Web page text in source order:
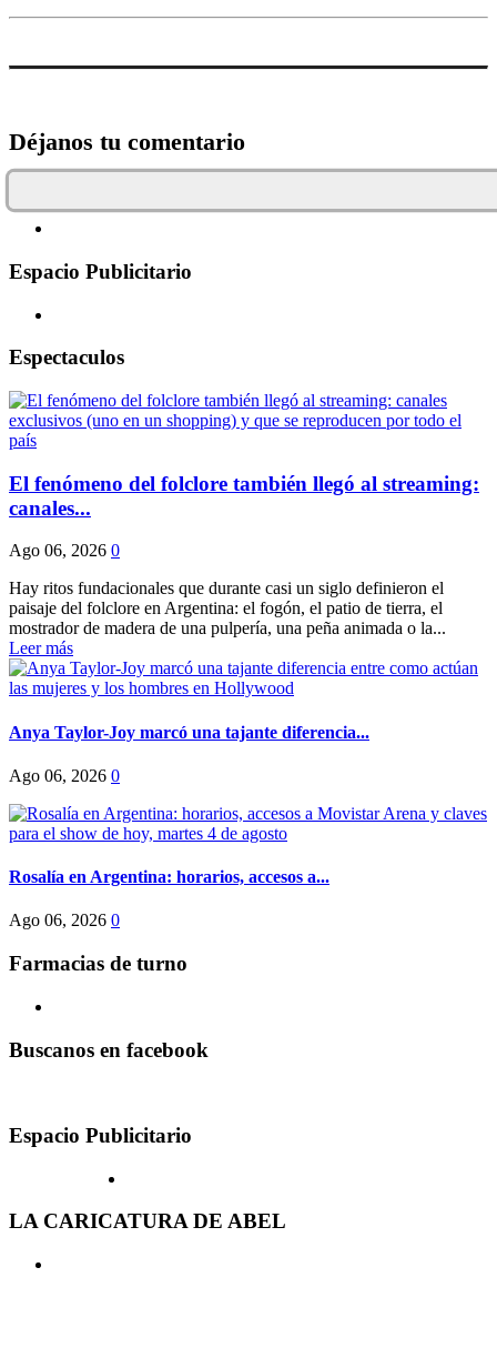
Déjanos tu comentario
Espacio Publicitario
Espectaculos
El fenómeno del folclore también llegó al streaming:
canales...
Ago 06, 2026 0
Hay ritos fundacionales que durante casi un siglo definieron el
paisaje del folclore en Argentina: el fogón, el patio de tierra, el
mostrador de madera de una pulpería, una peña animada o la...
Leer más
Anya Taylor-Joy marcó una tajante diferencia...
Ago 06, 2026 0
Rosalía en Argentina: horarios, accesos a...
Ago 06, 2026 0
Farmacias de turno
Buscanos en facebook
Espacio Publicitario
LA CARICATURA DE ABEL